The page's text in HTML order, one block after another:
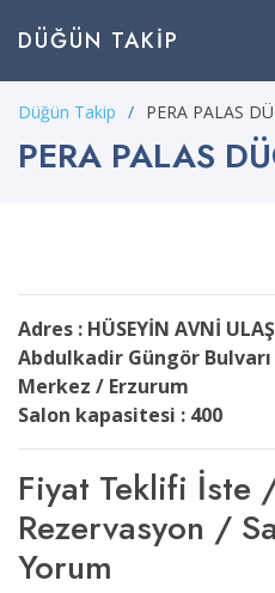
DÜĞÜN TAKIP
Düğün Takip PERA PALAS
PERA PALAS
Adres : HÜSEYİN AVNİ
Abdulkadir Güngör Bulvarı
Merkez / Erzurum
Salon kapasitesi : 400
Fiyat Teklifi
Rezervasyon /
Yorum